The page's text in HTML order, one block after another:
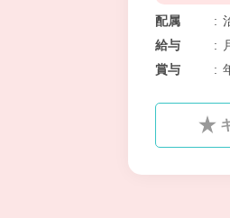
配属 :
給与
:
賞与
: